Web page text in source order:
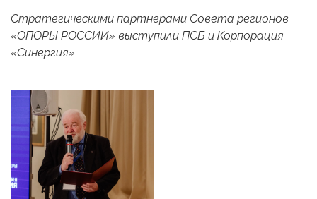
Стратегическими партнерами Совета регионов
«ОПОРЫ РОССИИ» выступили ПСБ и Корпорация
«Синергия»